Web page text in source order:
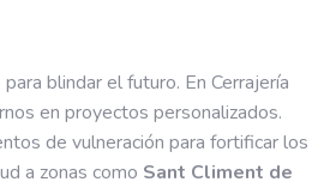
blindar el futuro. En Cerrajería
en proyectos personalizados.
de vulneración para fortificar los
a zonas como Sant Climent de